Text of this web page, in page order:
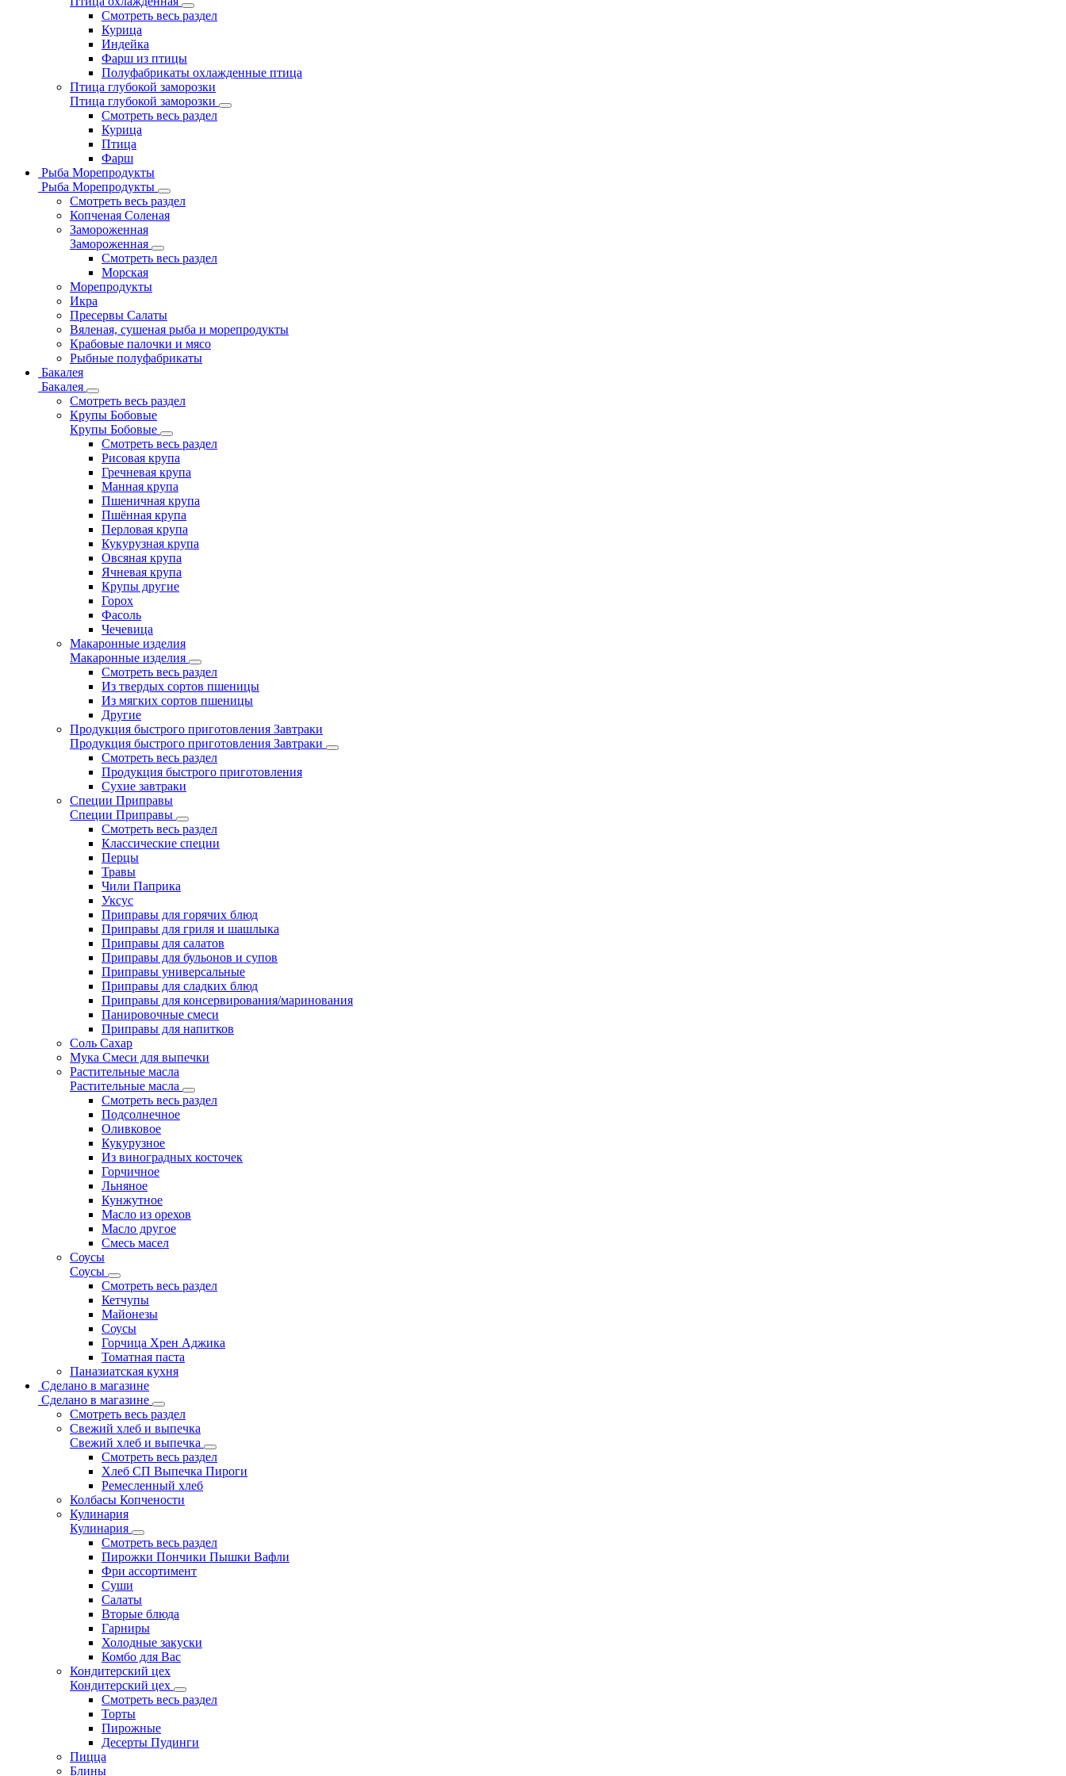
Смотреть весь раздел
Курица
Индейка
Фарш из птицы
Полуфабрикаты охлажденные птица
Птица глубокой заморозки
Птица глубокой заморозки
Смотреть весь раздел
Курица
Птица
Фарш
Рыба Морепродукты
Рыба Морепродукты
Смотреть весь раздел
Копченая Соленая
Замороженная
Замороженная
Смотреть весь раздел
Морская
Морепродукты
Икра
Пресервы Салаты
Вяленая, сушеная рыба и морепродукты
Крабовые палочки и мясо
Рыбные полуфабрикаты
Бакалея
Бакалея
Смотреть весь раздел
Крупы Бобовые
Крупы Бобовые
Смотреть весь раздел
Рисовая крупа
Гречневая крупа
Манная крупа
Пшеничная крупа
Пшённая крупа
Перловая крупа
Кукурузная крупа
Овсяная крупа
Ячневая крупа
Крупы другие
Горох
Фасоль
Чечевица
Макаронные изделия
Макаронные изделия
Смотреть весь раздел
Из твердых сортов пшеницы
Из мягких сортов пшеницы
Другие
Продукция быстрого приготовления Завтраки
Продукция быстрого приготовления Завтраки
Смотреть весь раздел
Продукция быстрого приготовления
Сухие завтраки
Специи Приправы
Специи Приправы
Смотреть весь раздел
Классические специи
Перцы
Травы
Чили Паприка
Уксус
Приправы для горячих блюд
Приправы для гриля и шашлыка
Приправы для салатов
Приправы для бульонов и супов
Приправы универсальные
Приправы для сладких блюд
Приправы для консервирования/маринования
Панировочные смеси
Приправы для напитков
Соль Сахар
Мука Смеси для выпечки
Растительные масла
Растительные масла
Смотреть весь раздел
Подсолнечное
Оливковое
Кукурузное
Из виноградных косточек
Горчичное
Льняное
Кунжутное
Масло из орехов
Масло другое
Смесь масел
Соусы
Соусы
Смотреть весь раздел
Кетчупы
Майонезы
Соусы
Горчица Хрен Аджика
Томатная паста
Паназиатская кухня
Сделано в магазине
Сделано в магазине
Смотреть весь раздел
Свежий хлеб и выпечка
Свежий хлеб и выпечка
Смотреть весь раздел
Хлеб СП Выпечка Пироги
Ремесленный хлеб
Колбасы Копчености
Кулинария
Кулинария
Смотреть весь раздел
Пирожки Пончики Пышки Вафли
Фри ассортимент
Суши
Салаты
Вторые блюда
Гарниры
Холодные закуски
Комбо для Вас
Кондитерский цех
Кондитерский цех
Смотреть весь раздел
Торты
Пирожные
Десерты Пудинги
Пицца
Блины